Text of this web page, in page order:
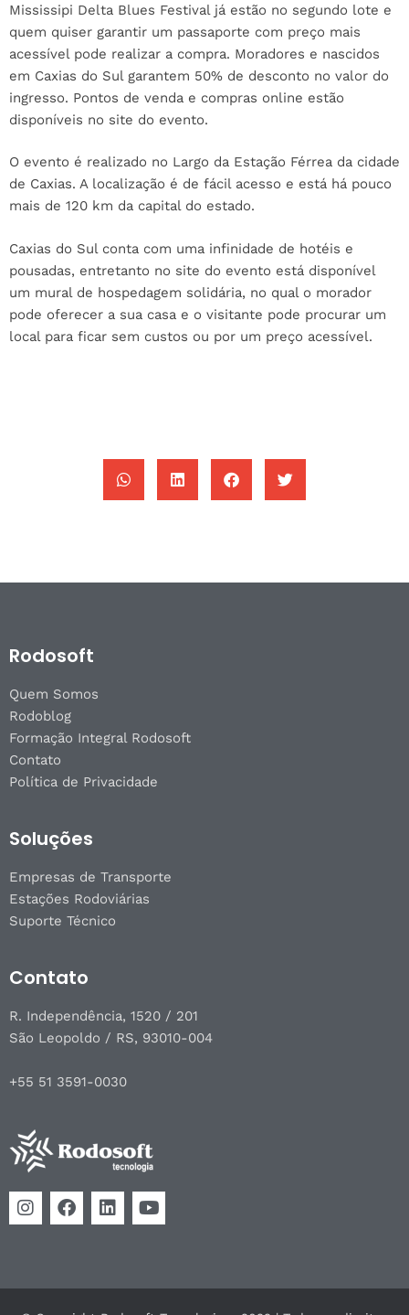
Mississipi Delta Blues Festival já estão no segundo lote e
quem quiser garantir um passaporte com preço mais
acessível pode realizar a compra. Moradores e nascidos
em Caxias do Sul garantem 50% de desconto no valor do
ingresso. Pontos de venda e compras online estão
disponíveis no site do evento.
O evento é realizado no Largo da Estação Férrea da cidade
de Caxias. A localização é de fácil acesso e está há pouco
mais de 120 km da capital do estado.
Caxias do Sul conta com uma infinidade de hotéis e
pousadas, entretanto no site do evento está disponível
um mural de hospedagem solidária, no qual o morador
pode oferecer a sua casa e o visitante pode procurar um
local para ficar sem custos ou por um preço acessível.
Rodosoft
Quem Somos
Rodoblog
Formação Integral Rodosoft
Contato
Política de Privacidade
Soluções
Empresas de Transporte
Estações Rodoviárias
Suporte Técnico
Contato
R. Independência, 1520 / 201
São Leopoldo / RS, 93010-004
+55 51 3591-0030